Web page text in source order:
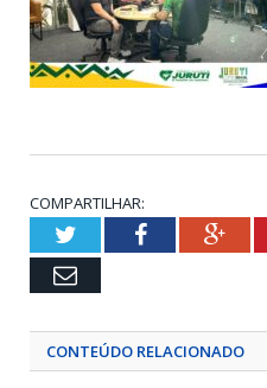
COMPARTILHAR:
TwitterFacebook
Email
CONTEÚDO RELACIONADO